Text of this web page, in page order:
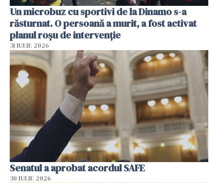
Un microbuz cu sportivi de la Dinamo s-a
răsturnat. O persoană a murit, a fost activat
planul roșu de intervenție
31 IULIE 2026
Senatul a aprobat acordul SAFE
30 IULIE 2026